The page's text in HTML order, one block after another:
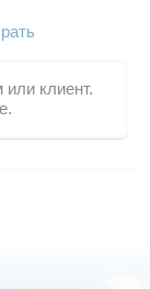
клиент.